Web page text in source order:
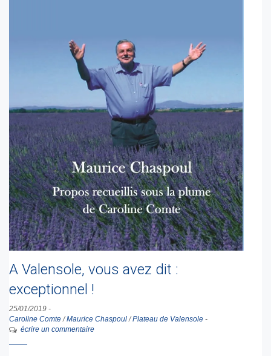
A Valensole, vous avez dit :
exceptionnel !
25/01/2019 -
Caroline Comte /Maurice Chaspoul /Plateau de Valensole -
écrire un commentaire